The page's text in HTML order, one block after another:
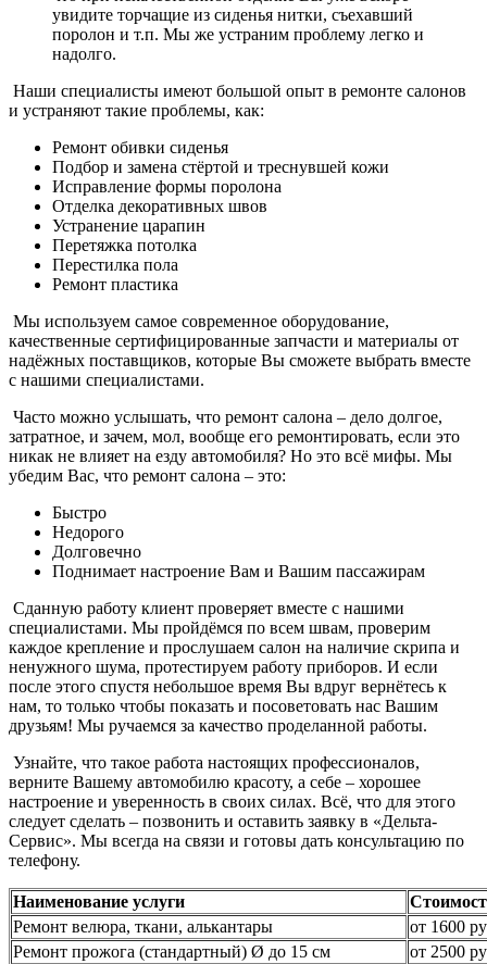
увидите торчащие из сиденья нитки, съехавший
поролон и т.п. Мы же устраним проблему легко и
надолго.
Наши специалисты имеют большой опыт в ремонте салонов
и устраняют такие проблемы, как:
Ремонт обивки сиденья
Подбор и замена стёртой и треснувшей кожи
Исправление формы поролона
Отделка декоративных швов
Устранение царапин
Перетяжка потолка
Перестилка пола
Ремонт пластика
Мы используем самое современное оборудование,
качественные сертифицированные запчасти и материалы от
надёжных поставщиков, которые Вы сможете выбрать вместе
с нашими специалистами.
Часто можно услышать, что ремонт салона – дело долгое,
затратное, и зачем, мол, вообще его ремонтировать, если это
никак не влияет на езду автомобиля? Но это всё мифы. Мы
убедим Вас, что ремонт салона – это:
Быстро
Недорого
Долговечно
Поднимает настроение Вам и Вашим пассажирам
Сданную работу клиент проверяет вместе с нашими
специалистами. Мы пройдёмся по всем швам, проверим
каждое крепление и прослушаем салон на наличие скрипа и
ненужного шума, протестируем работу приборов. И если
после этого спустя небольшое время Вы вдруг вернётесь к
нам, то только чтобы показать и посоветовать нас Вашим
друзьям! Мы ручаемся за качество проделанной работы.
Узнайте, что такое работа настоящих профессионалов,
верните Вашему автомобилю красоту, а себе – хорошее
настроение и уверенность в своих силах. Всё, что для этого
следует сделать – позвонить и оставить заявку в «Дельта-
Сервис». Мы всегда на связи и готовы дать консультацию по
телефону.
Наименование услуги
Ремонт велюра, ткани, алькантары
от 1600
Ремонт прожога (стандартный) Ø до 15 см
от 2500